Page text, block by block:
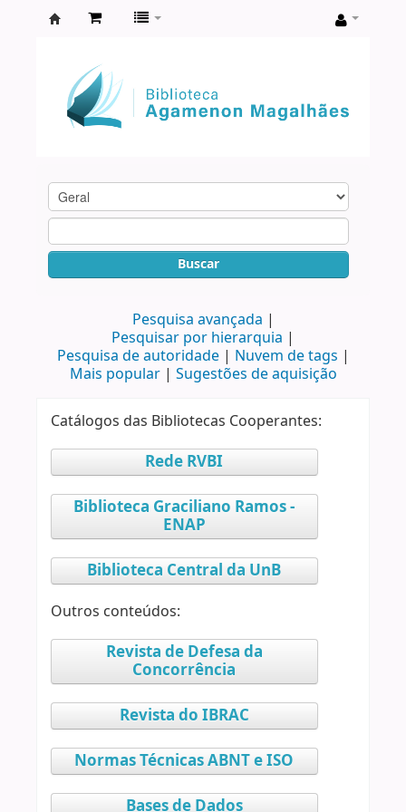
Agamenon
Magalhães
Buscar
Pesquisa avançada
Pesquisar por hierarquia
Pesquisa de autoridade
Nuvem de tags
Mais popular
Sugestões de aquisição
Catálogos das Bibliotecas Cooperantes:
Rede RVBI
Biblioteca Graciliano Ramos -
ENAP
Biblioteca Central da UnB
Outros conteúdos:
Revista de Defesa da
Concorrência
Revista do IBRAC
Normas Técnicas ABNT e ISO
Bases de Dados